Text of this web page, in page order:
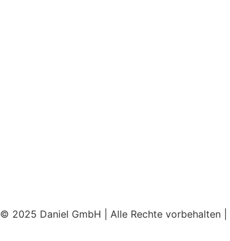
© 2025 Daniel GmbH | Alle Rechte vorbehalten |